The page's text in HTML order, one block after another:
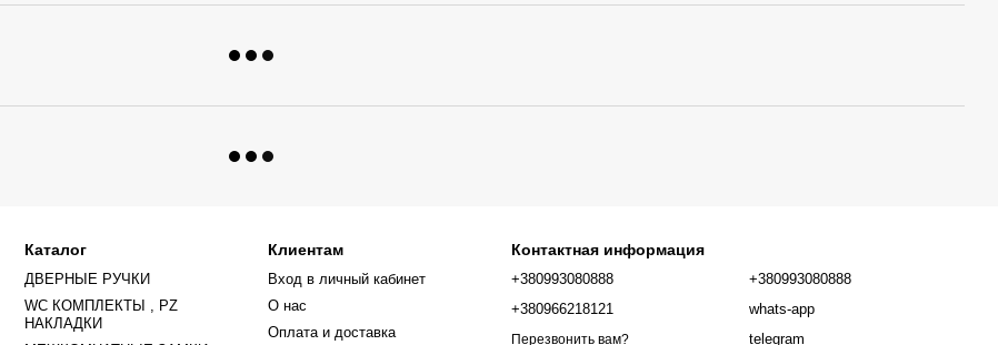
Каталог
ДВЕРНЫЕ РУЧКИ
WC КОМПЛЕКТЫ , PZ
НАКЛАДКИ
Клиентам
Вход в личный кабинет
О нас
Оплата и доставка
Контактная информация
+380993080888
+380966218121
Перезвонить вам?
+380993080888
whats-app
telegram